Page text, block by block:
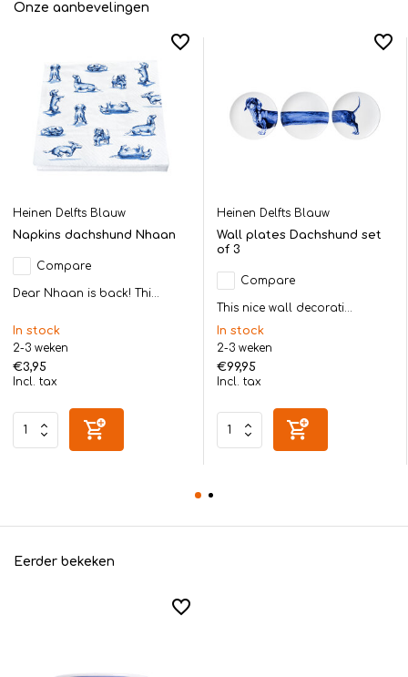
Onze aanbevelingen
Heinen Delfts Blauw
Napkins dachshund Nhaan
Compare
Dear Nhaan is back! Thi...
In stock
2-3 weken
€3,95
Incl. tax
Heinen Delfts Blauw
Wall plates Dachshund set
of 3
Compare
This nice wall decorati...
In stock
2-3 weken
€99,95
Incl. tax
Eerder bekeken